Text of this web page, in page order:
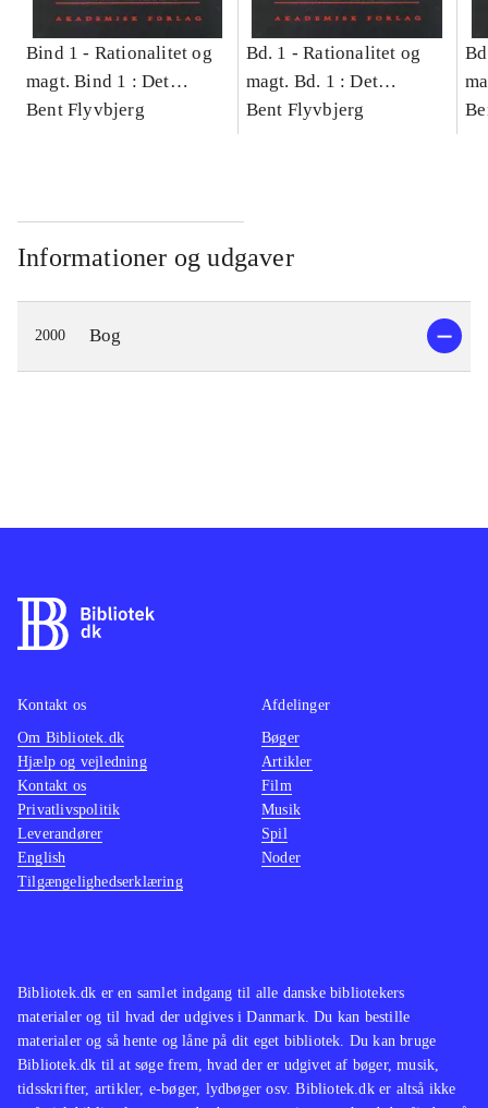
Bind 1 - Rationalitet og
magt. Bind 1 : Det
konkretes videnskab
Bent Flyvbjerg
Bd. 1 -Rationalitet og
magt. Bd. 1 : Det
konkretes videnskab
Bent Flyvbjerg
Informationer og udgaver
2000 Bog
Bibliotek.dk er en samlet indgang til alle danske bibliotekers
materialer og til hvad der udgives i Danmark. Du kan bestille
materialer og så hente og låne på dit eget bibliotek. Du kan bruge
Bibliotek.dk til at søge frem, hvad der er udgivet af bøger, musik,
tidsskrifter, artikler, e-bøger, lydbøger osv. Bibliotek.dk er altså ikke
Kontakt os
Om Bibliotek.dk
Hjælp og vejledning
Kontakt os
Privatlivspolitik
Leverandører
English
Tilgængelighedserklæring
Afdelinger
Bøger
Artikler
Film
Musik
Spil
Noder